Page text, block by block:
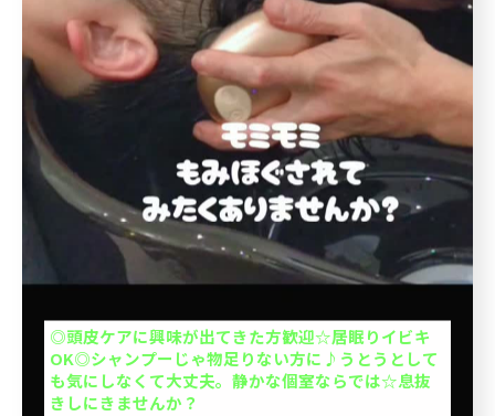
板橋本町 クレンジング
クレンジングシャンプー 皮膜
シリコン シリコーン ホームケア
インバストリートメント
サロントリートメント 乾燥
メンズ限定 メンテナンス 北大塚
50代 介護 出張ヘアカット
出張カット
当日予約OK
クーポン一覧はこちら
◎頭皮ケアに興味が出てきた方歓迎☆居眠りイビキ
OK◎シャンプーじゃ物足りない方に♪うとうとして
も気にしなくて大丈夫。静かな個室ならでは☆息抜
きしにきませんか？
大人1人＋お子さん1人orお子さま2人OK◎お子さん
の1人で座れるか挑戦を応援◎キッズカットデビュー
応援◎座れない子抱っこOK※整髪料、暴れる、泣く
場合お断り。計2名の予約ができます。
お問い合わせはこちら